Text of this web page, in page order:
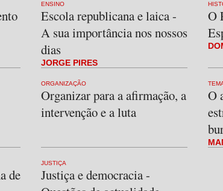
ENSINO
Escola republicana e laica -
A sua importância nos nossos
dias
JORGE PIRES
O
ORGANIZAÇÃO
Organizar para a afirmação, a
intervenção e a luta
O
de
JUSTIÇA
Justiça e democracia -